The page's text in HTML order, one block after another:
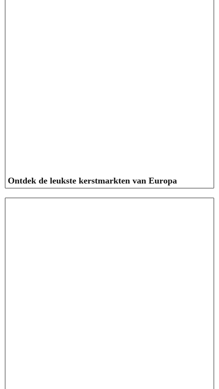
Ontdek de leukste kerstmarkten van Europa